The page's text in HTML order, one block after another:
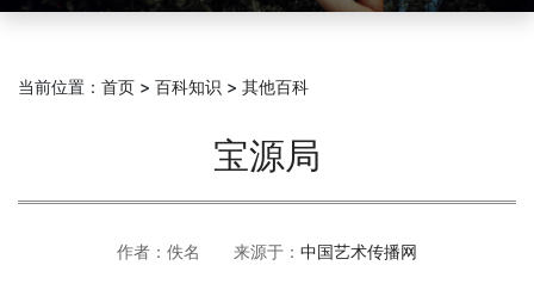
当前位置： 首页 > 百科知识 > 其他百科
宝源局
作者：佚名 来源于： 中国艺术传播网